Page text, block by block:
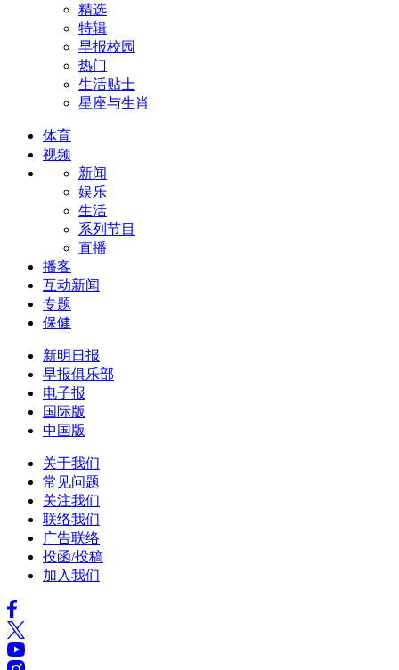
精选
特辑
早报校园
热门
生活贴士
星座与生肖
体育
视频
新闻
娱乐
生活
系列节目
直播
播客
互动新闻
专题
保健
新明日报
早报俱乐部
电子报
国际版
中国版
关于我们
常见问题
关注我们
联络我们
广告联络
投函/投稿
加入我们